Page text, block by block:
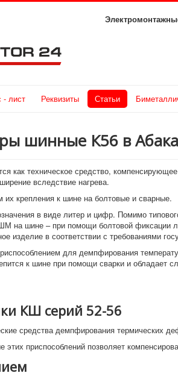
- лист Реквизиты Статьи
шинные К56 в
как техническое средство,
вследствие нагрева.
их крепления к шине на болтовые и сварные.
в виде литер и цифр. Помимо
на шине – при помощи болтовой фиксации
изделие в соответствии с требованиями
для демпфирования
к шине при помощи сварки и обладает
КШ серий 52-56
средства демпфирования термических
приспособлений позволяет